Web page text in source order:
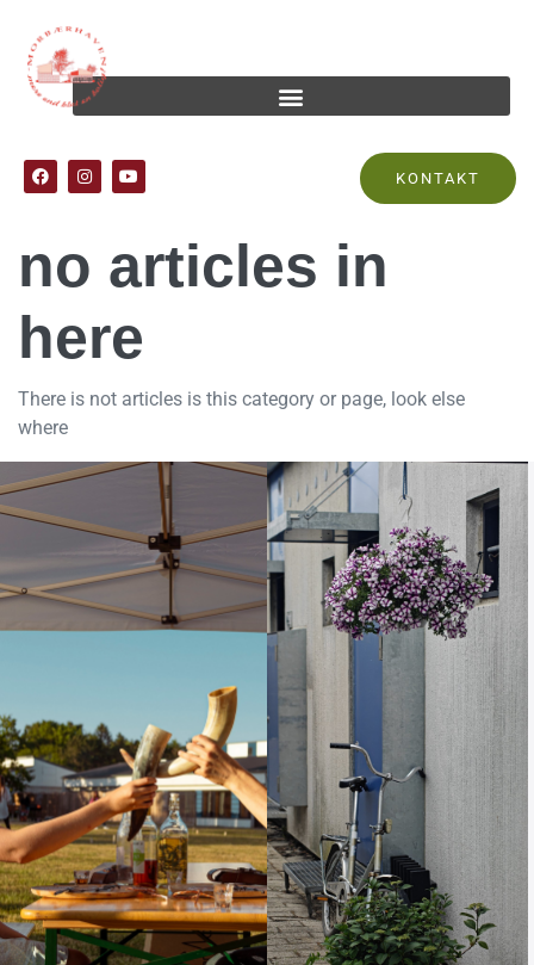
KONTAKT
Oops, there are
no articles in
here
There is not articles is this category or page, look else
where